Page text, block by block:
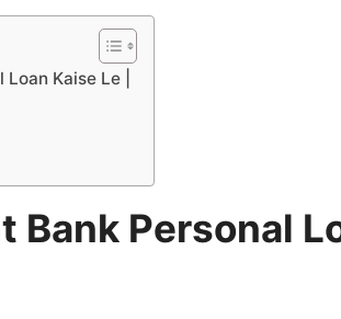
Kaise Le |
Bank Personal